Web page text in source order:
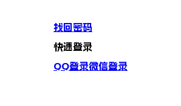
找回密码
快速登录
QQ登录微信登录